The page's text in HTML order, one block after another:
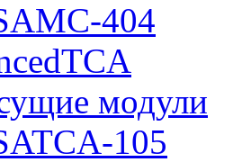
404
модули
105